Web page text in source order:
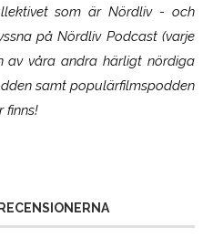
som ärNördliv- och
på Nördliv Podcast (varje
av våra andra härligt nördiga
samt populärfilmspodden
finns!